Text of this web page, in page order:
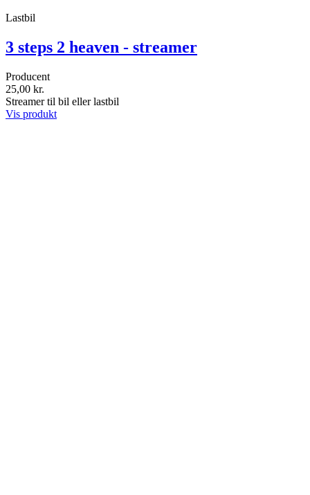
Lastbil
3 steps 2 heaven - streamer
Producent
25,00 kr.
Streamer til bil eller lastbil
Vis produkt